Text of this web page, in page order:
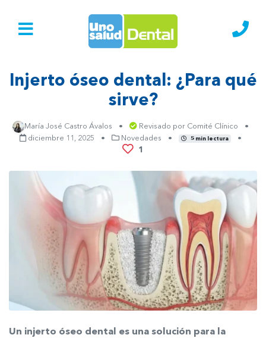
Injerto óseo dental: ¿Para qué
sirve?
María José Castro Ávalos • Revisado por Comité Clínico
•
diciembre 11, 2025
• Novedades • 5 min lectura •
1
Un injerto óseo dental es una solución para la